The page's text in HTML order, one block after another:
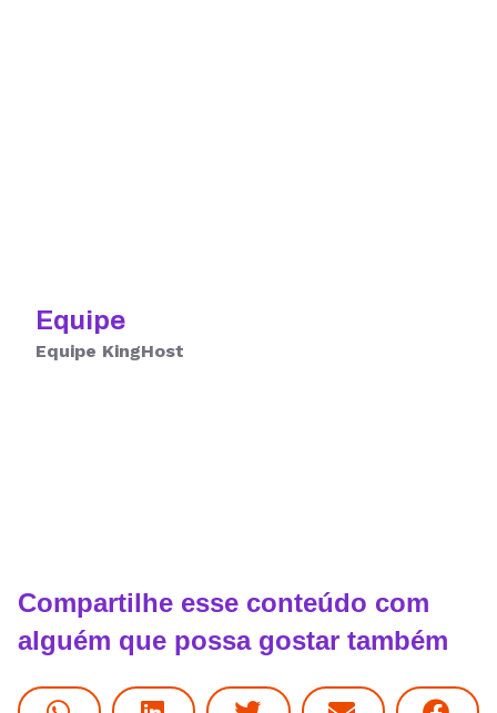
Equipe
Equipe KingHost
Compartilhe esse conteúdo com
alguém que possa gostar também